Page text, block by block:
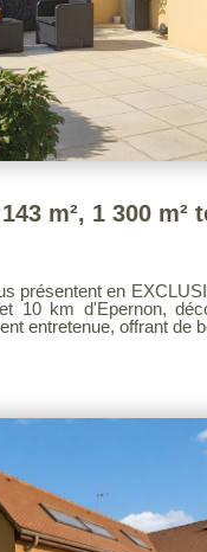
présentent en
10 km d'Epernon,
entretenue, offrant de
une
d'eau avec WC. Un
offrant un bel
motorisé, d'une
vous profiterez
exceptionnelle,
au sol, fenêtres
de cheminée existant. Barème